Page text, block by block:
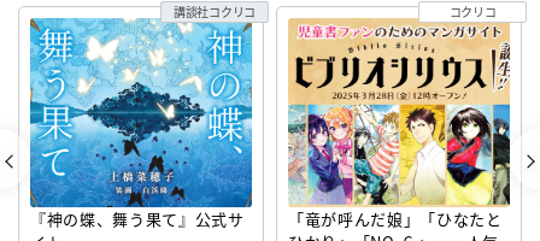
『神の蝶、舞う果て』公式サ
講談社コクリコ
「竜が呼んだ娘」「ひなたと
コクリコ